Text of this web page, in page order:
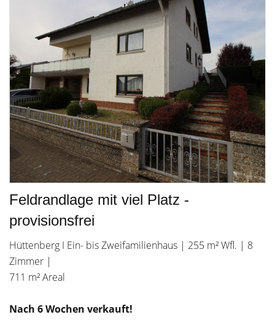
Feldrandlage mit viel Platz -
provisionsfrei
Hüttenberg I Ein- bis Zweifamilienhaus | 255 m² Wfl. | 8
Zimmer |
711 m² Areal
Nach 6 Wochen verkauft!